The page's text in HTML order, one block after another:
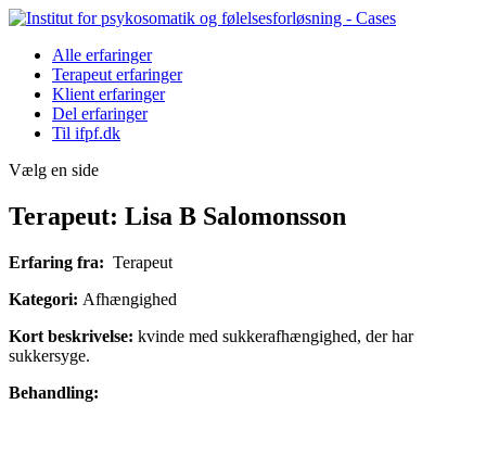
Alle erfaringer
Terapeut erfaringer
Klient erfaringer
Del erfaringer
Til ifpf.dk
Vælg en side
Terapeut: Lisa B Salomonsson
Erfaring fra: Terapeut
Kategori: Afhængighed
Kort beskrivelse: kvinde med sukkerafhængighed, der har
sukkersyge.
Behandling: